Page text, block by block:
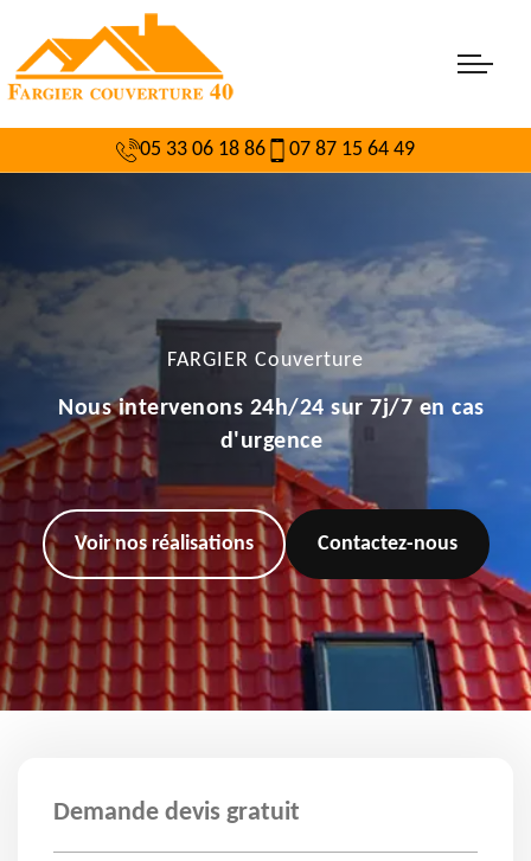
05 33 06 18 86 07 87 15 64 49
FARGIER Couverture
Nous intervenons 24h/24 sur 7j/7 en cas
d'urgence
Voir nos réalisations Contactez-nous
Demande devis gratuit